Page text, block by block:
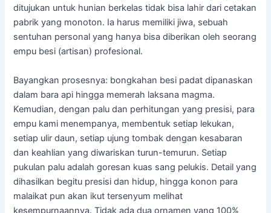
ditujukan untuk hunian berkelas tidak bisa lahir dari cetakan
pabrik yang monoton. Ia harus memiliki jiwa, sebuah
sentuhan personal yang hanya bisa diberikan oleh seorang
empu besi (artisan) profesional.
Bayangkan prosesnya: bongkahan besi padat dipanaskan
dalam bara api hingga memerah laksana magma.
Kemudian, dengan palu dan perhitungan yang presisi, para
empu kami menempanya, membentuk setiap lekukan,
setiap ulir daun, setiap ujung tombak dengan kesabaran
dan keahlian yang diwariskan turun-temurun. Setiap
pukulan palu adalah goresan kuas sang pelukis. Detail yang
dihasilkan begitu presisi dan hidup, hingga konon para
malaikat pun akan ikut tersenyum melihat
kesempurnaannya. Tidak ada dua ornamen yang 100%